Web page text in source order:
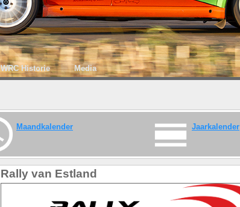
WRC Historie Media
Maandkalender Jaarkalender
Rally van Estland